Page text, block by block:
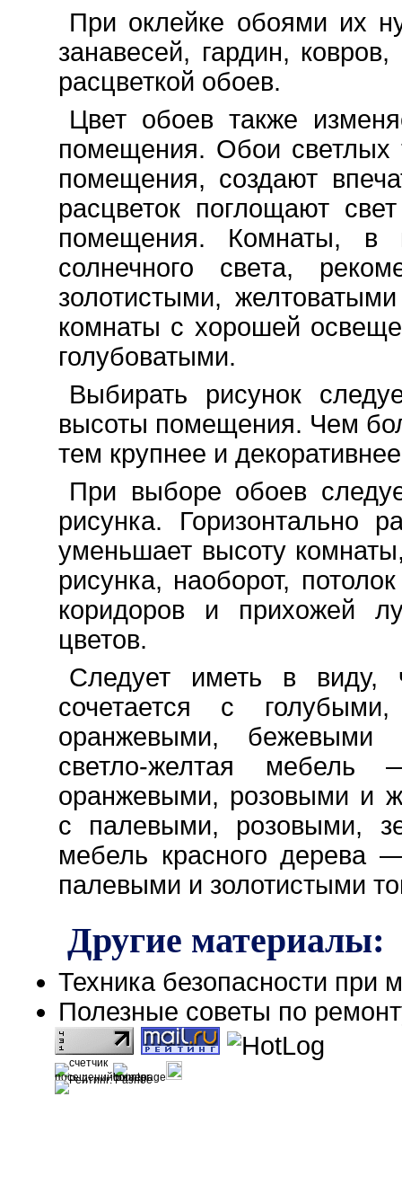
При оклейке обоями их
занавесей, гардин,
расцветкой обоев.
Цвет обоев также
помещения. Обои светлых
помещения, создают
расцветок поглощают
помещения. Комнаты, в
солнечного света,
золотистыми,
комнаты с хорошей
голубоватыми.
Выбирать рисунок
высоты помещения. Чем
тем крупнее и
При выборе обоев
рисунка. Горизонтально
уменьшает высоту
рисунка, наоборот,
коридоров и прихожей
цветов.
Следует иметь в виду,
сочетается с
оранжевыми, бежевыми
светло-желтая
оранжевыми, розовыми и
с палевыми, розовыми,
мебель красного дерева
палевыми и золотистыми
Другие материалы:
Техника безопасности при
Полезные советы по